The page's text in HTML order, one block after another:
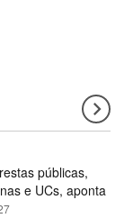
públicas,
e UCs, aponta